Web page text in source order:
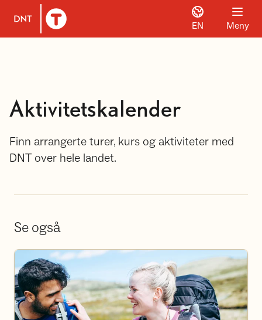
Til DNT.no forside
EN Meny
Aktivitetskalender
Finn arrangerte turer, kurs og aktiviteter med
DNT over hele landet.
Se også
Bli frivillig